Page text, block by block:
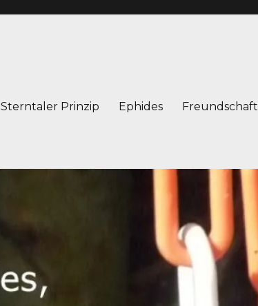
Sterntaler Prinzip Ephides Freundschaft